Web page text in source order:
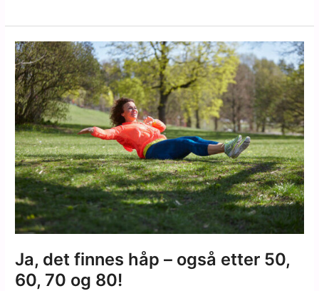
noe
galt
i
å
ha
litt
mage?»
Ja, det finnes håp – også etter 50,
60, 70 og 80!